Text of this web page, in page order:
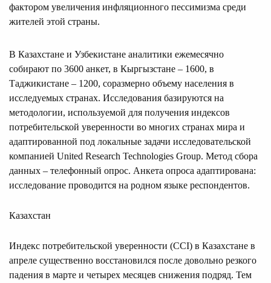
фактором увеличения инфляционного пессимизма среди
жителей этой страны.
В Казахстане и Узбекистане аналитики ежемесячно
собирают по 3600 анкет, в Кыргызстане – 1600, в
Таджикистане – 1200, соразмерно объему населения в
исследуемых странах. Исследования базируются на
методологии, используемой для получения индексов
потребительской уверенности во многих странах мира и
адаптированной под локальные задачи исследовательской
компанией United Research Technologies Group. Метод сбора
данных – телефонный опрос. Анкета опроса адаптирована:
исследование проводится на родном языке респондентов.
Казахстан
Индекс потребительской уверенности (CCI) в Казахстане в
апреле существенно восстановился после довольно резкого
падения в марте и четырех месяцев снижения подряд. Тем